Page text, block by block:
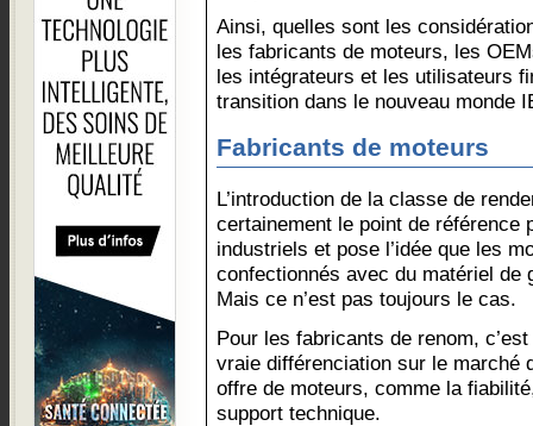
Ainsi, quelles sont les
les fabricants de moteurs, les
les intégrateurs et les utilisateurs
transition dans le nouveau monde
Fabricants de moteurs
L’introduction de la classe de
certainement le point de référence
industriels et pose l’idée que les
confectionnés avec du matériel de
Mais ce n’est pas toujours le cas.
Pour les fabricants de renom,
vraie différenciation sur le marché
offre de moteurs, comme la
support technique.